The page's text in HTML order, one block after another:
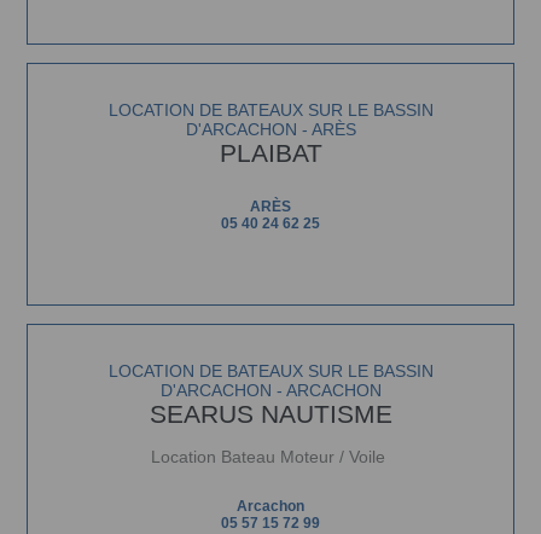
LOCATION DE BATEAUX SUR LE BASSIN
D'ARCACHON - ARÈS
PLAIBAT
ARÈS
05 40 24 62 25
LOCATION DE BATEAUX SUR LE BASSIN
D'ARCACHON - ARCACHON
SEARUS NAUTISME
Location Bateau Moteur / Voile
Arcachon
05 57 15 72 99